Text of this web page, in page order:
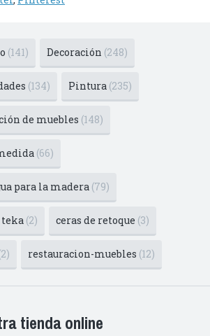
(141) Decoración (248)
(134) Pintura (235)
de muebles (148)
(66)
para la madera (79)
teka (2) ceras de retoque (3)
restauracion-muebles (12)
tienda online